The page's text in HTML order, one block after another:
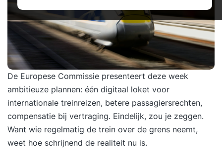
De Europese Commissie presenteert deze week
ambitieuze plannen: één digitaal loket voor
internationale treinreizen, betere passagiersrechten,
compensatie bij vertraging. Eindelijk, zou je zeggen.
Want wie regelmatig de trein over de grens neemt,
weet hoe schrijnend de realiteit nu is.